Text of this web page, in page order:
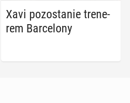
Xavi po­zo­sta­nie tre­ne­
rem Bar­ce­lo­ny